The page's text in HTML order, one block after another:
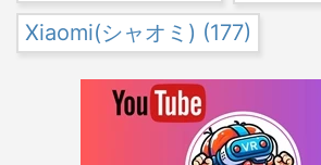
Xiaomi(シャオミ) (177)